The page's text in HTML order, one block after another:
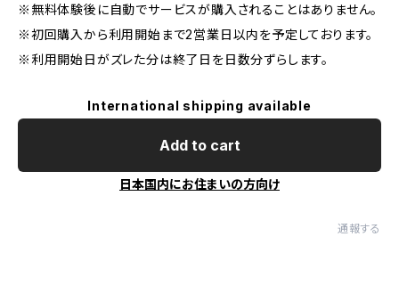
※無料体験後に自動でサービスが購入されることはありません。
※初回購入から利用開始まで2営業日以内を予定しております。
※利用開始日がズレた分は終了日を日数分ずらします。
International shipping available
Add to cart
日本国内にお住まいの方向け
通報する